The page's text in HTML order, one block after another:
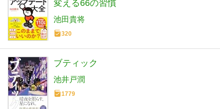
変える66の習慣
池田貴将
320
ブティック
池井戸潤
1779